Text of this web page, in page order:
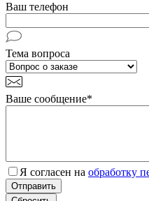
Ваш телефон
Тема вопроса
Ваше сообщение*
Я согласен на обработку